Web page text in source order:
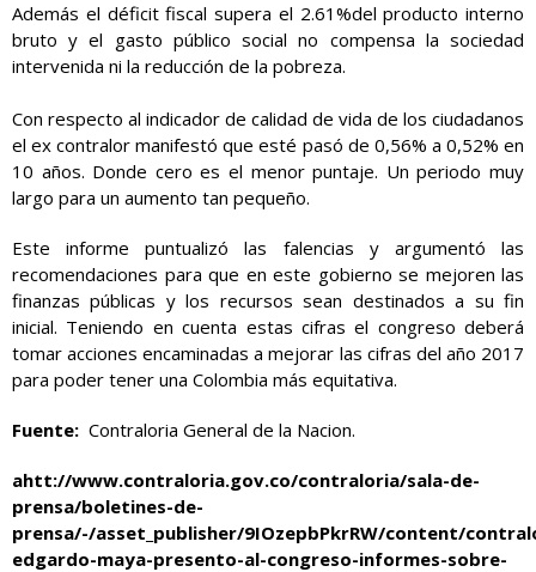
Además el déficit fiscal supera el 2.61%del producto interno
bruto y el gasto público social no compensa la sociedad
intervenida ni la reducción de la pobreza.
Con respecto al indicador de calidad de vida de los ciudadanos
el ex contralor manifestó que esté pasó de 0,56% a 0,52% en
10 años. Donde cero es el menor puntaje. Un periodo muy
largo para un aumento tan pequeño.
Este informe puntualizó las falencias y argumentó las
recomendaciones para que en este gobierno se mejoren las
finanzas públicas y los recursos sean destinados a su fin
inicial. Teniendo en cuenta estas cifras el congreso deberá
tomar acciones encaminadas a mejorar las cifras del año 2017
para poder tener una Colombia más equitativa.
Fuente: Contraloria General de la Nacion.
ahtt://www.contraloria.gov.co/contraloria/sala-de-
prensa/boletines-de-
prensa/-/asset_publisher/9IOzepbPkrRW/content/
edgardo-maya-presento-al-congreso-informes-sobre-